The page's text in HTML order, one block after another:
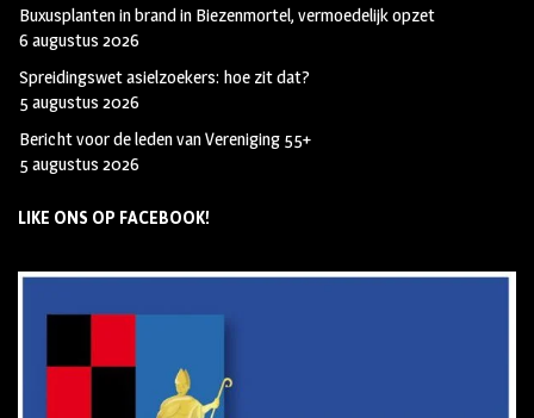
Buxusplanten in brand in Biezenmortel, vermoedelijk opzet
6 augustus 2026
Spreidingswet asielzoekers: hoe zit dat?
5 augustus 2026
Bericht voor de leden van Vereniging 55+
5 augustus 2026
LIKE ONS OP FACEBOOK!